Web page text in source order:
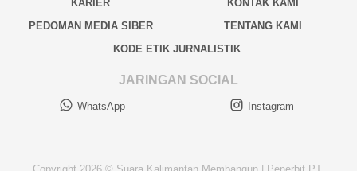
KARIER
KONTAK KAMI
PEDOMAN MEDIA SIBER
TENTANG KAMI
KODE ETIK JURNALISTIK
JARINGAN SOCIAL
WhatsApp Instagram